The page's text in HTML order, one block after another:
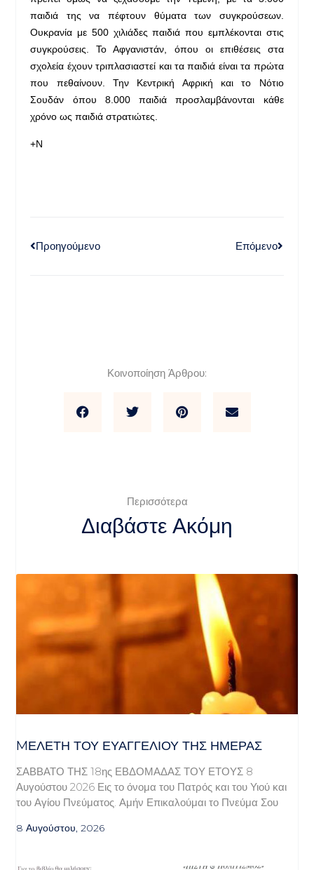
παιδιά της να πέφτουν θύματα των συγκρούσεων.
Ουκρανία με 500 χιλιάδες παιδιά που εμπλέκονται στις
συγκρούσεις. Το Αφγανιστάν, όπου οι επιθέσεις στα
σχολεία έχουν τριπλασιαστεί και τα παιδιά είναι τα πρώτα
που πεθαίνουν. Την Κεντρική Αφρική και το Νότιο
Σουδάν όπου 8.000 παιδιά προσλαμβάνονται κάθε
χρόνο ως παιδιά στρατιώτες.
+Ν
Προηγούμενο Επόμενο
Κοινοποίηση Άρθρου:
Περισσότερα
Διαβάστε Ακόμη
MΕΛΈΤΗ ΤΟΥ ΕΥΑΓΓΕΛΊΟΥ ΤΗΣ ΗΜΈΡΑΣ
ΣΑΒΒΑΤΟ ΤΗΣ 18ης ΕΒΔΟΜΑΔΑΣ ΤΟΥ ΕΤΟΥΣ 8
Αυγούστου 2026 Εις το όνομα του Πατρός και του Υιού και
του Αγίου Πνεύματος. Αμήν Επικαλούμαι το Πνεύμα Σου
8 Αυγούστου, 2026